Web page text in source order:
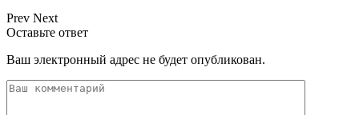
Prev Next
Оставьте ответ
Ваш электронный адрес не будет опубликован.